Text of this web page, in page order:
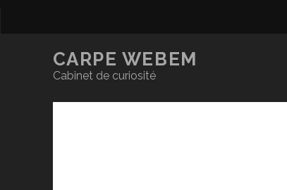
CARPE WEBEM
Cabinet de curiosité